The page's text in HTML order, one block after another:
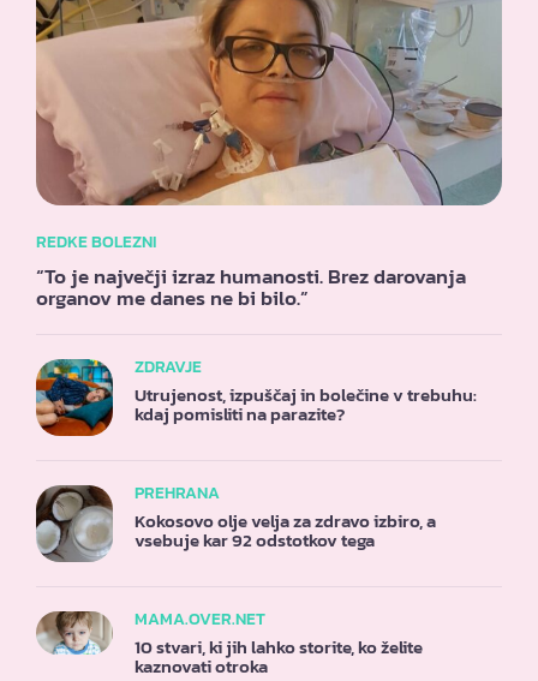
REDKE BOLEZNI
“To je največji izraz humanosti. Brez darovanja
organov me danes ne bi bilo.”
ZDRAVJE
Utrujenost, izpuščaj in bolečine v trebuhu:
kdaj pomisliti na parazite?
PREHRANA
Kokosovo olje velja za zdravo izbiro, a
vsebuje kar 92 odstotkov tega
MAMA.OVER.NET
10 stvari, ki jih lahko storite, ko želite
kaznovati otroka